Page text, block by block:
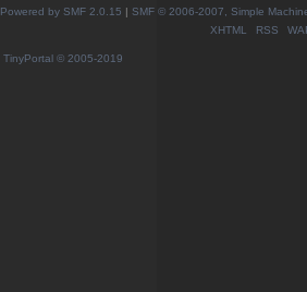
Powered by SMF 2.0.15 | SMF © 2006-2007, Simple
XHTML
RSS
TinyPortal © 2005-2019